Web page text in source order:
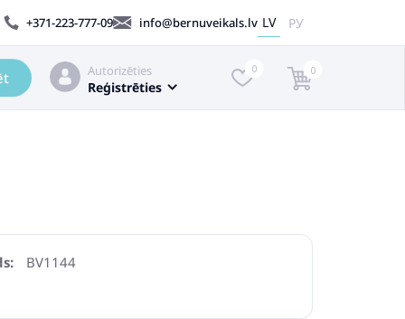
+371-223-777-09 info@bernuveikals.lv LV РУ
Autorizēties
Reģistrēties
0 0
BV1144